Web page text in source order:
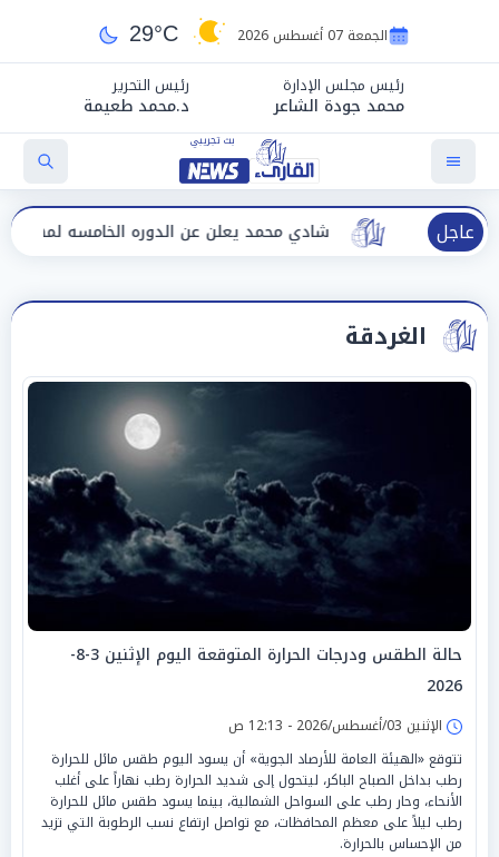
الجمعة 07 أغسطس 2026 29°C
رئيس مجلس الإدارة
محمد جودة الشاعر
رئيس التحرير
د.محمد طعيمة
عاجل شادي محمد يعلن عن الدوره الخامسه لمهرجان الأفضل
الغردقة
حالة الطقس ودرجات الحرارة المتوقعة اليوم الإثنين 3-8-
2026
الإثنين 03/أغسطس/2026 - 12:13 ص
تتوقع «الهيئة العامة للأرصاد الجوية» أن يسود اليوم طقس مائل للحرارة
رطب بداخل الصباح الباكر، ليتحول إلى شديد الحرارة رطب نهاراً على أغلب
الأنحاء، وحار رطب على السواحل الشمالية، بينما يسود طقس مائل للحرارة
رطب ليلاً على معظم المحافظات، مع تواصل ارتفاع نسب الرطوبة التي تزيد
من الإحساس بالحرارة.